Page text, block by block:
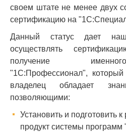
своем штате не менее двух
сертификацию на
Данный статус дает
осуществлять
получение
"1С:Профессионал", который
владелец обладает
позволяющими:
Установить и подготовить
продукт системы